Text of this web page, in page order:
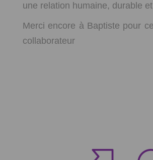
une relation humaine, durable
Merci encore à Baptiste pour
collaborateur